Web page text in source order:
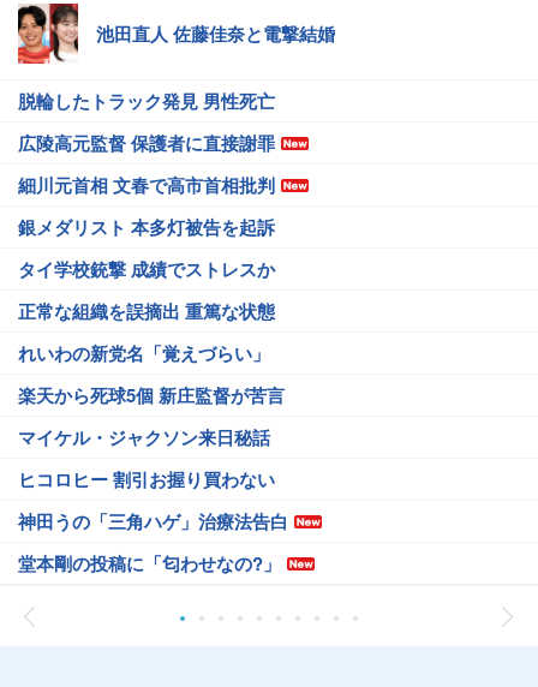
池田直人 佐藤佳奈と電撃結婚
脱輪したトラック発見 男性死亡
広陵高元監督 保護者に直接謝罪
細川元首相 文春で高市首相批判
銀メダリスト 本多灯被告を起訴
タイ学校銃撃 成績でストレスか
正常な組織を誤摘出 重篤な状態
れいわの新党名「覚えづらい」
楽天から死球5個 新庄監督が苦言
マイケル・ジャクソン来日秘話
ヒコロヒー 割引お握り買わない
神田うの「三角ハゲ」治療法告白
堂本剛の投稿に「匂わせなの?」